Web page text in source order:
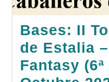
Bases: II
de Estalia
Fantasy